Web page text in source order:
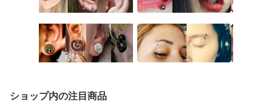
ショップ内の注目商品